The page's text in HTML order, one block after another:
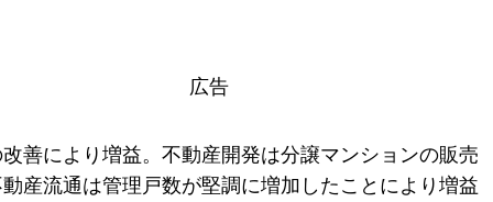
広告
善により増益。不動産開発は分譲マンションの販売
産流通は管理戸数が堅調に増加したことにより増益